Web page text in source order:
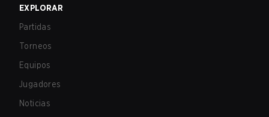
EXPLORAR
Partidas
Torneos
Equipos
Jugadores
Noticias